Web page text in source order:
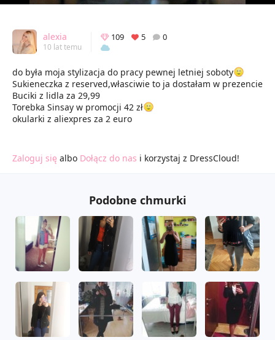
alexia
10 lat temu
109 5 0
do była moja stylizacja do pracy pewnej letniej soboty
Sukieneczka z reserved,własciwie to ja dostałam w prezencie
Buciki z lidla za 29,99
Torebka Sinsay w promocji 42 zł
okularki z aliexpres za 2 euro
Zaloguj się albo Dołącz do nas i korzystaj z DressCloud!
Podobne chmurki